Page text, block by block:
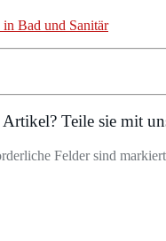
Bad und Sanitär
Teile sie mit
Felder sind